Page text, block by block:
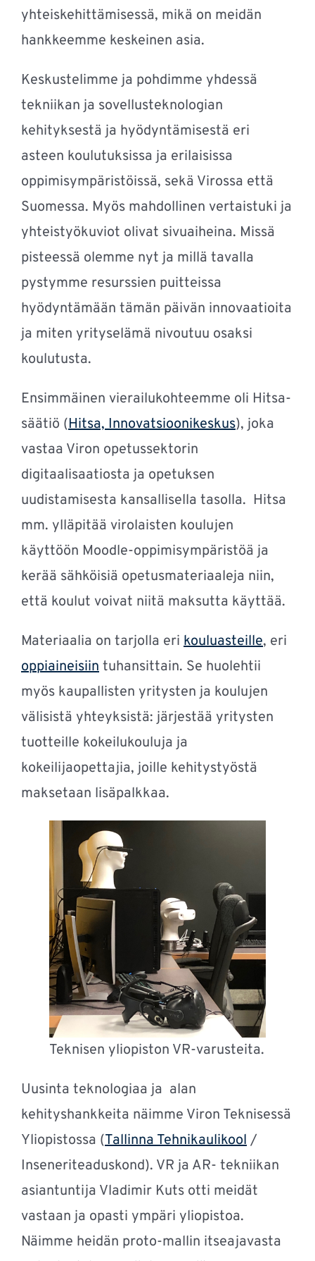
yhteiskehittämisessä, mikä on meidän
hankkeemme keskeinen asia.
Keskustelimme ja pohdimme yhdessä
tekniikan ja sovellusteknologian
kehityksestä ja hyödyntämisestä eri
asteen koulutuksissa ja erilaisissa
oppimisympäristöissä, sekä Virossa että
Suomessa. Myös mahdollinen vertaistuki ja
yhteistyökuviot olivat sivuaiheina. Missä
pisteessä olemme nyt ja millä tavalla
pystymme resurssien puitteissa
hyödyntämään tämän päivän innovaatioita
ja miten yrityselämä nivoutuu osaksi
koulutusta.
Ensimmäinen vierailukohteemme oli Hitsa-
säätiö (Hitsa, Innovatsioonikeskus), joka
vastaa Viron opetussektorin
digitaalisaatiosta ja opetuksen
uudistamisesta kansallisella tasolla. Hitsa
mm. ylläpitää virolaisten koulujen
käyttöön Moodle-oppimisympäristöä ja
kerää sähköisiä opetusmateriaaleja niin,
että koulut voivat niitä maksutta käyttää.
Materiaalia on tarjolla eri kouluasteille, eri
oppiaineisiintuhansittain. Se huolehtii
myös kaupallisten yritysten ja koulujen
välisistä yhteyksistä: järjestää yritysten
tuotteille kokeilukouluja ja
kokeilijaopettajia, joille kehitystyöstä
maksetaan lisäpalkkaa.
Teknisen yliopiston VR-varusteita.
Uusinta teknologiaa ja alan
kehityshankkeita näimme Viron Teknisessä
Yliopistossa (Tallinna Tehnikaulikool/
Inseneriteaduskond). VR ja AR- tekniikan
asiantuntija Vladimir Kuts otti meidät
vastaan ja opasti ympäri yliopistoa.
Näimme heidän proto-mallin itseajavasta